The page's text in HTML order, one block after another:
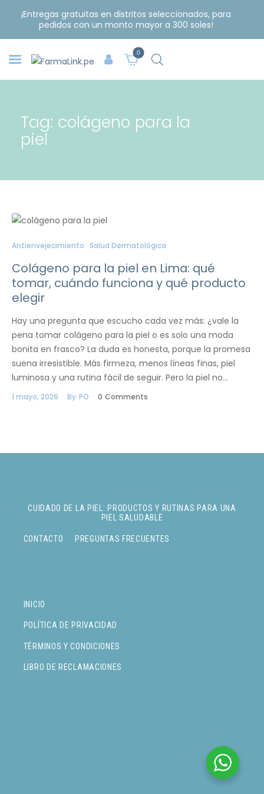
¡Entregas gratuitas en distritos seleccionados, para
pedidos con un monto mayor a 300 soles!
0
Tag: colágeno para la
piel
Antienvejecimiento Salud Dermatológica
Colágeno para la piel en Lima: qué
tomar, cuándo funciona y qué producto
elegir
Hay una pregunta que escucho cada vez más: ¿vale la
pena tomar colágeno para la piel o es solo una moda
bonita en frasco? La duda es honesta, porque la promesa
suena irresistible. Más firmeza, menos líneas finas, piel
luminosa y una rutina fácil de seguir. Pero la piel no…
1 mayo, 2026 By PO 0 Comments
INICIO
POLÍTICA DE PRIVACIDAD
TÉRMINOS Y CONDICIONES
LIBRO DE RECLAMACIONES
CUIDADO DE LA PIEL: PRODUCTOS Y RUTINAS PARA UNA
PIEL SALUDABLE
CONTACTO PREGUNTAS FRECUENTES